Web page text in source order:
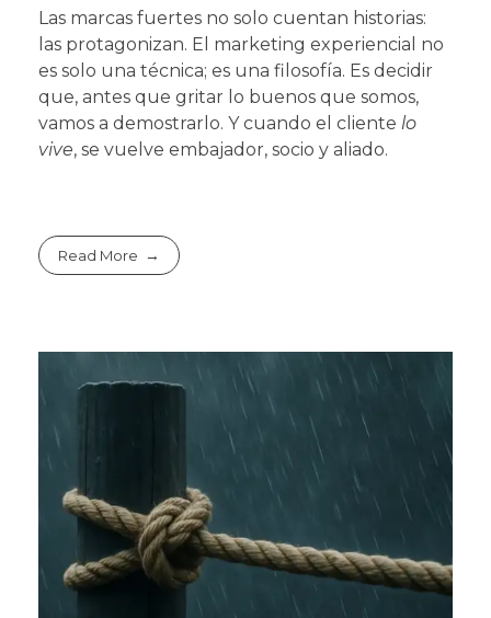
Las marcas fuertes no solo cuentan historias:
las protagonizan. El marketing experiencial no
es solo una técnica; es una filosofía. Es decidir
que, antes que gritar lo buenos que somos,
vamos a demostrarlo. Y cuando el cliente lo
vive, se vuelve embajador, socio y aliado.
Read More